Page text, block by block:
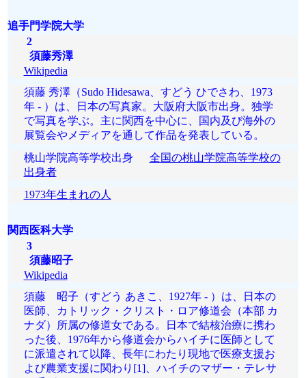
追手門学院大学
2
須藤秀澤
Wikipedia
須藤 秀澤（Sudo Hidesawa、すどう ひでさわ、1973
年 - ）は、日本の写真家。大阪府大阪市出身。独学
で写真を学ぶ。主に関西を中心に、国内及び海外の
展覧会やメディアを通して作品を発表している。
桃山学院高等学校出身 全国の桃山学院高等学校の
出身者
1973年生まれの人
関西医科大学
3
須藤昭子
Wikipedia
須藤 昭子（すどう あきこ、1927年 - ）は、日本の
医師、カトリック・クリスト・ロア修道会（本部 カ
ナダ）所属の修道女である。日本で結核治療に携わ
った後、1976年から修道会からハイチに医師として
に派遣されて以降、長年にわたり現地で医療支援お
よび農業支援に関わり[1]、ハイチのマザー・テレサ